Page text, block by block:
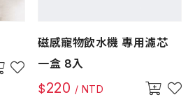
磁感寵物飲水機 專用濾芯
一盒 8入
$220 / NTD